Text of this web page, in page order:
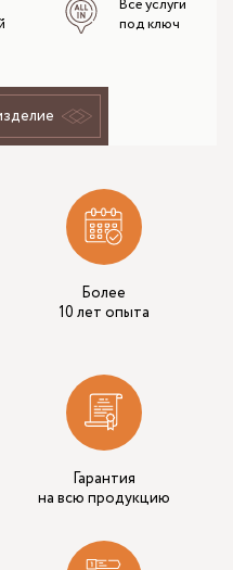
Все услуги
под ключ
Более
10 лет опыта
Гарантия
на всю продукцию